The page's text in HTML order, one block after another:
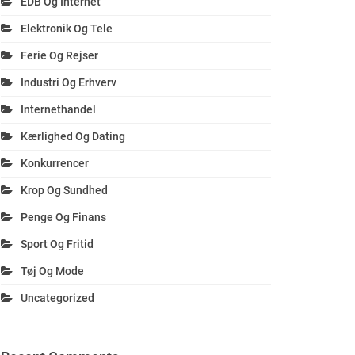
Elektronik Og Tele
Ferie Og Rejser
Industri Og Erhverv
Internethandel
Kærlighed Og Dating
Konkurrencer
Krop Og Sundhed
Penge Og Finans
Sport Og Fritid
Tøj Og Mode
Uncategorized